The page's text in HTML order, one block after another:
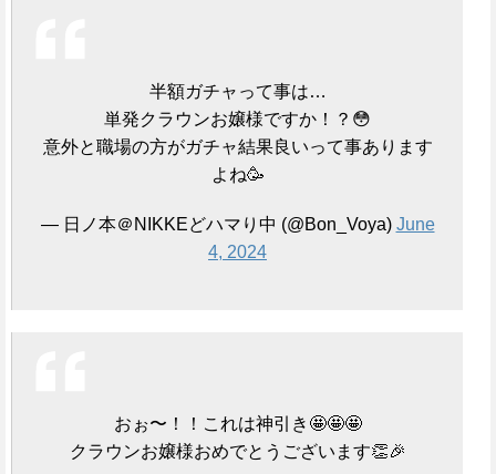
半額ガチャって事は…
単発クラウンお嬢様ですか！？😳
意外と職場の方がガチャ結果良いって事あります
よね🥳
— 日ノ本＠NIKKEどハマり中 (@Bon_Voya) June
4, 2024
おぉ〜！！これは神引き🤩🤩🤩
クラウンお嬢様おめでとうございます👏🎉